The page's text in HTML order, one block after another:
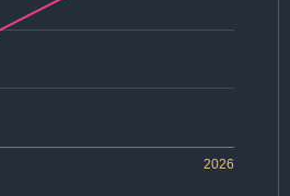
2026